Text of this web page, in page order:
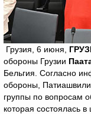
Грузия, 6 июня,
обороны Грузии
Бельгия. Согласно
обороны, Патиашвили
группы по вопросам
которая состоялась